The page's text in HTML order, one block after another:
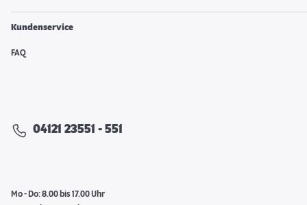
Kundenservice
FAQ
04121 23551 - 551
Mo - Do: 8.00 bis 17.00 Uhr